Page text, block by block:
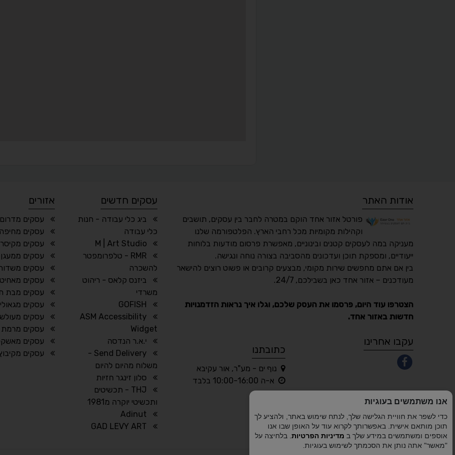
אודות האתר
פורטל אזור אחד הוקם במטרה לחבר בין עסקים, תושבים
וקהילות מקומיות מכל רחבי הארץ. הפלטפורמה שלנו
מעניקה במה לעסקים קטנים ובינוניים, מאפשרת פרסום מודעות בלוחות
ייעודיים, ומספקת תוכן ועדכונים מהסביבה בצורה נוחה ונגישה.
בין אם אתם מחפשים שירות מקומי, מבצעים קרובים או פשוט רוצים להישאר
מעודכנים – אזור אחד כאן בשבילכם, 24/7.
הצטרפו עוד היום, פרסמו את העסק שלכם, וגלו איך נראות הזדמנויות
חדשות באזור אחד.
עקבו אחרינו
כתובתנו
נוף ים - מע"ר, אור עקיבא
א-ה 10:00-16:00 בלבד
עסקים חדשים
ביג כלי עבודה - חנות
כלי עבודה
M | Art Studio
RMR - טלפרומפטר
להשכרה
ביזנס קלאס - ריהוט
משרדי
ASM Accessibility
Widget
י.א.ר הנדסה
Send Delivery -
משלוח מהיום להיום
סלון זינגר חזיות
THJ - תכשיטים
ותכשיטי יוקרה מ1981
אזורים
עסקים מדרום
עסקים
עסקים
עסקים
עסקים
עסקים
עסקים מבת
עסקים
עסקים מעולש
עסקים מרמת
עסקים
עסקים מקיבוץ
אנו משתמשים בעוגיות
כדי לשפר את חוויית הגלישה שלך, לנתח שימוש באתר, ולהציע לך
תוכן מותאם אישית. באפשרותך לקרוא עוד על האופן שבו אנו
אוספים ומשתמשים במידע שלך ב מדיניות הפרטיות . בלחיצה על
"מאשר" אתה נותן את הסכמתך לשימוש בעוגיות.